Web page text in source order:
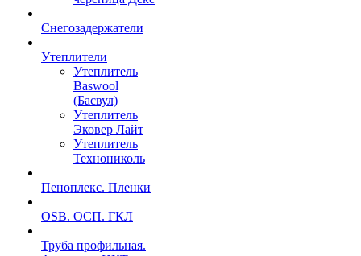
Снегозадержатели
Утеплители
Утеплитель
Baswool
(Басвул)
Утеплитель
Эковер Лайт
Утеплитель
Технониколь
Пеноплекс. Пленки
OSB. ОСП. ГКЛ
Труба профильная.